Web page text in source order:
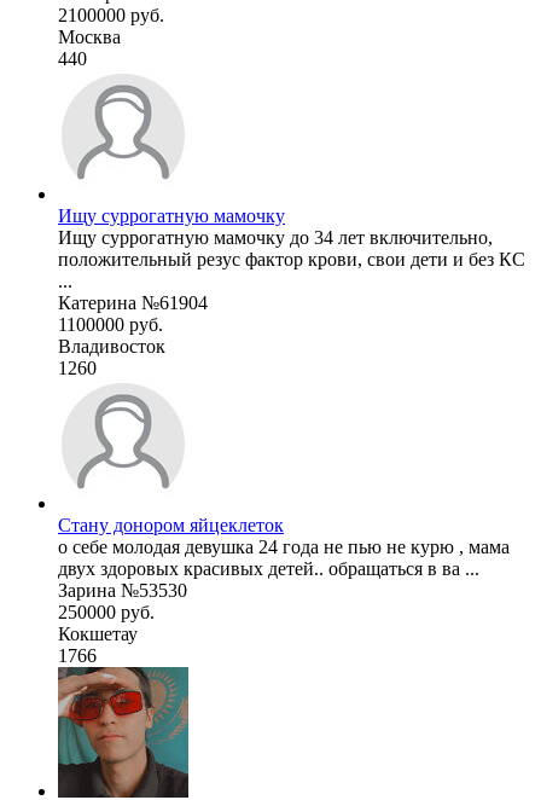
2100000 руб.
Москва
440
Ищу суррогатную мамочку
Ищу суррогатную мамочку до 34 лет включительно,
положительный резус фактор крови, свои дети и без КС
...
Катерина №61904
1100000 руб.
Владивосток
1260
Стану донором яйцеклеток
о себе молодая девушка 24 года не пью не курю , мама
двух здоровых красивых детей.. обращаться в ва ...
Зарина №53530
250000 руб.
Кокшетау
1766